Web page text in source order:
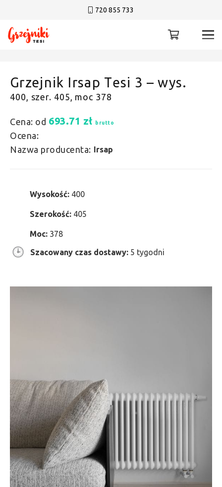
720 855 733
Grzejnik Irsap Tesi 3 – wys.
400, szer. 405, moc 378
Cena: od 693.71 zł brutto
Ocena:
Nazwa producenta: Irsap
Wysokość: 400
Szerokość: 405
Moc: 378
Szacowany czas dostawy: 5 tygodni